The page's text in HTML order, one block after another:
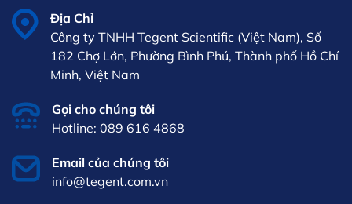
Địa Chỉ
Công ty TNHH Tegent Scientific (Việt Nam), Số
182 Chợ Lớn, Phường Bình Phú, Thành phố Hồ Chí
Minh, Việt Nam
Gọi cho chúng tôi
Hotline: 089 616 4868
Email của chúng tôi
info@tegent.com.vn